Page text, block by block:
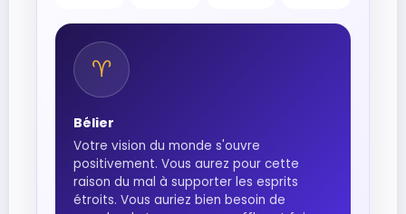
♈︎
Bélier
Votre vision du monde s'ouvre
positivement. Vous aurez pour cette
raison du mal à supporter les esprits
étroits. Vous auriez bien besoin de